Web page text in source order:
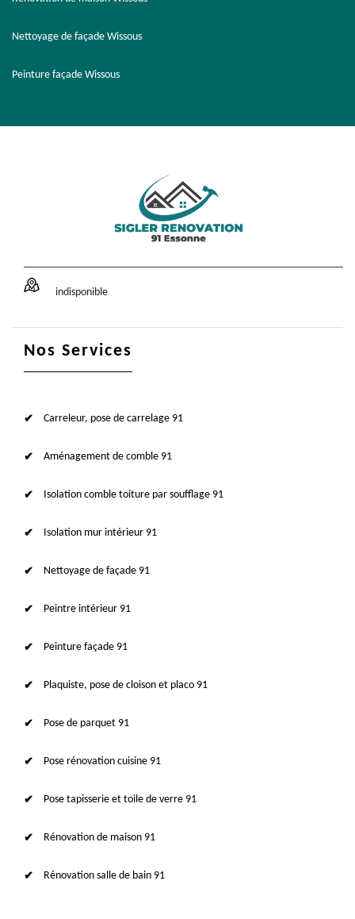
Nettoyage de façade Wissous
Peinture façade Wissous
indisponible
Nos Services
Carreleur, pose de carrelage 91
Aménagement de comble 91
Isolation comble toiture par soufflage 91
Isolation mur intérieur 91
Nettoyage de façade 91
Peintre intérieur 91
Peinture façade 91
Plaquiste, pose de cloison et placo 91
Pose de parquet 91
Pose rénovation cuisine 91
Pose tapisserie et toile de verre 91
Rénovation de maison 91
Rénovation salle de bain 91